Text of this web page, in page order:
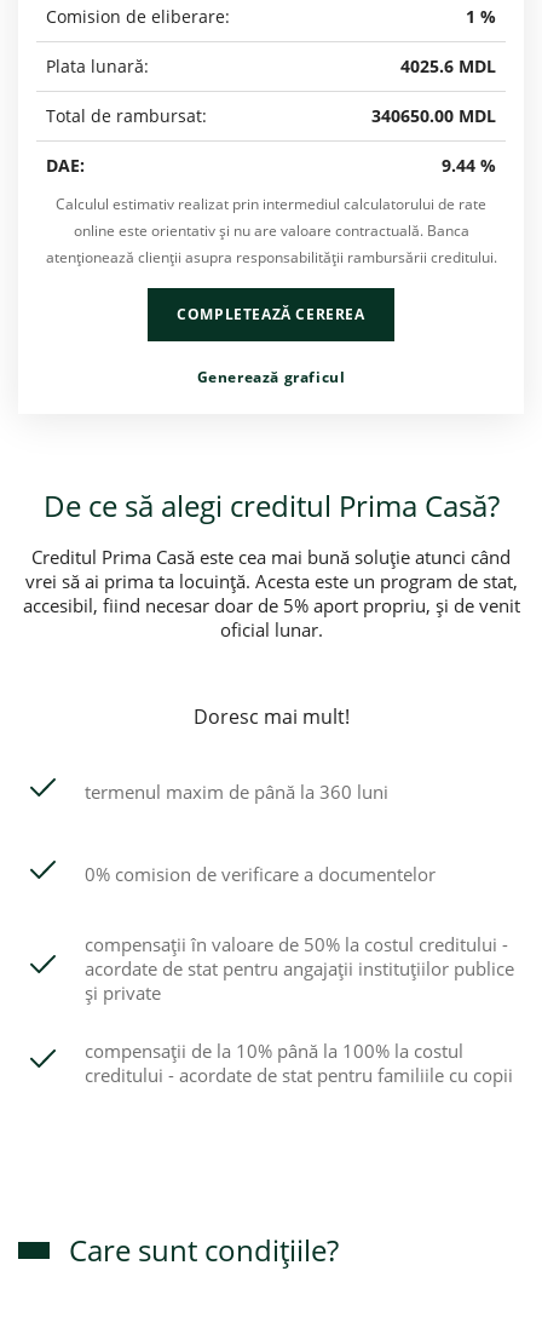
Comision de eliberare: 1 %
Plata lunară: 4025.6 MDL
Total de rambursat: 340650.00 MDL
DAE: 9.44 %
Calculul estimativ realizat prin intermediul calculatorului de rate
online este orientativ şi nu are valoare contractuală. Banca
atenţionează clienţii asupra responsabilității rambursării creditului.
COMPLETEAZĂ CEREREA
Generează graficul
De ce să alegi creditul Prima Casă?
Creditul Prima Casă este cea mai bună soluție atunci când
vrei să ai prima ta locuință. Acesta este un program de stat,
accesibil, fiind necesar doar de 5% aport propriu, și de venit
oficial lunar.
Doresc mai mult!
termenul maxim de până la 360 luni
0% comision de verificare a documentelor
compensaţii în valoare de 50% la costul creditului -
acordate de stat pentru angajaţii instituţiilor publice
şi private
compensaţii de la 10% până la 100% la costul
creditului - acordate de stat pentru familiile cu copii
Care sunt condițiile?